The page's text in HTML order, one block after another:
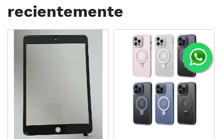
recientemente